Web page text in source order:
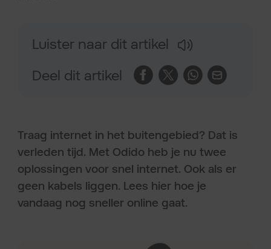
Luister naar dit artikel
Deel dit artikel
Traag internet in het buitengebied? Dat is
verleden tijd. Met Odido heb je nu twee
oplossingen voor snel internet. Ook als er
geen kabels liggen. Lees hier hoe je
vandaag nog sneller online gaat.